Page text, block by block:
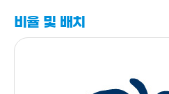
비율 및 배치